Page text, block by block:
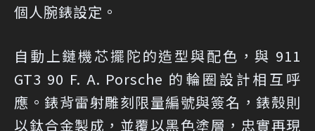
個人腕錶設定。
自動上鏈機芯擺陀的造型與配色，與 911
GT3 90 F. A. Porsche 的輪圈設計相互呼
應。錶背雷射雕刻限量編號與簽名，錶殼則
以鈦合金製成，並覆以黑色塗層，忠實再現